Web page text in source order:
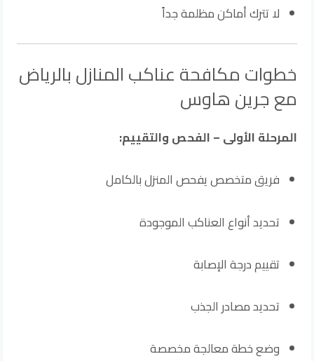
لا تترك أماكن مظلمة جداً
خطوات مكافحة عناكب المنازل بالرياض
مع جرين هاوس
المرحلة الأولى – الفحص والتقييم:
فريق متخصص يفحص المنزل بالكامل
تحديد أنواع العناكب الموجودة
تقييم درجة الإصابة
تحديد مصادر الجذب
وضع خطة معالجة مخصصة